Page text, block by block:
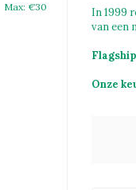
Max: €30
In 1999
van een
Onze